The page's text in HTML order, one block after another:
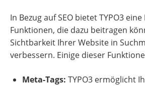
In Bezug auf SEO bietet TYPO3
Funktionen, die dazu beitragen
Sichtbarkeit Ihrer Website in
verbessern. Einige dieser
Meta-Tags: TYPO3 ermöglicht